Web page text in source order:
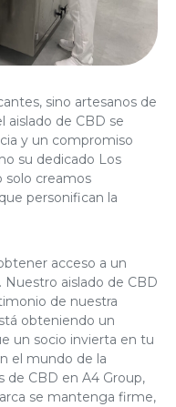
sino artesanos de
aislado de CBD se
y un compromiso
su dedicado Los
solo creamos
personifican la
acceso a un
aislado de CBD
de nuestra
obteniendo un
un socio invierta en tu
el mundo de la
de CBD en A4 Group,
se mantenga firme,